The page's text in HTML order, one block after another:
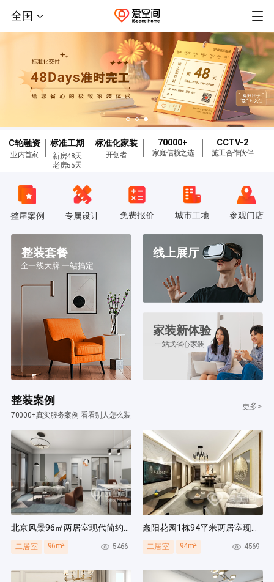
全国
C轮融资
业内首家
标准工期
新房48天
老房55天
标准化家装
开创者
70000+
家庭信赖之选
CCTV-2
施工合作伙伴
整屋案例 专属设计 免费报价 城市工地 参观门店
整装套餐
全一线大牌 一站搞定
线上展厅
家装新体验
一站式省心家装
整装案例
70000+真实服务案例 看看别人怎么装
更多>
北京风景96㎡两居室现代简约风装修案例
二居室 96m² 5466
鑫阳花园1栋94平米两居室现代简约风装修案例
二居室 94m² 4569